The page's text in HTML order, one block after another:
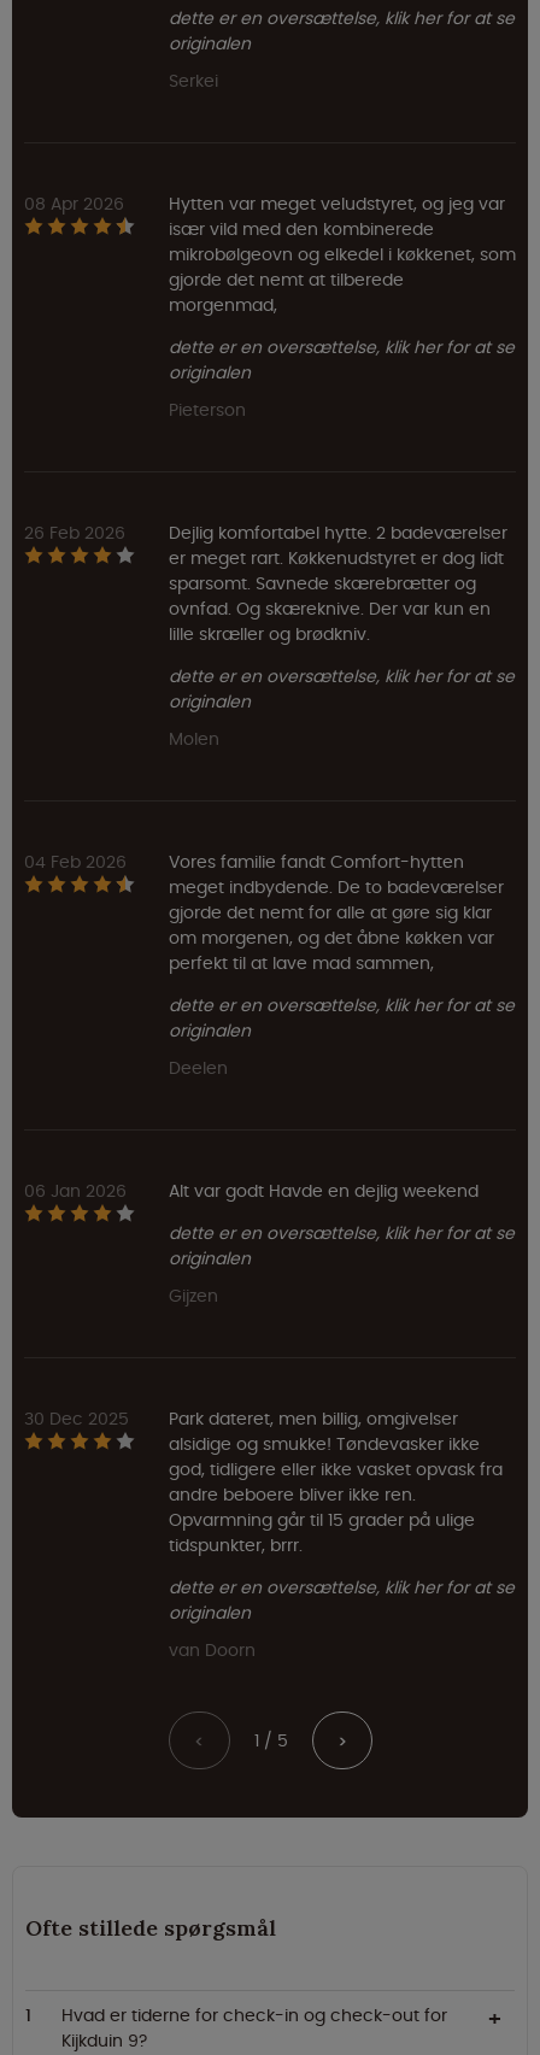
dette er en oversættelse, klik her for at se
originalen
Serkei
08 Apr 2026
Hytten var meget veludstyret, og jeg var
især vild med den kombinerede
mikrobølgeovn og elkedel i køkkenet, som
gjorde det nemt at tilberede
morgenmad,
dette er en oversættelse, klik her for at se
originalen
Pieterson
26 Feb 2026
Dejlig komfortabel hytte. 2 badeværelser
er meget rart. Køkkenudstyret er dog lidt
sparsomt. Savnede skærebrætter og
ovnfad. Og skæreknive. Der var kun en
lille skræller og brødkniv.
dette er en oversættelse, klik her for at se
originalen
Molen
04 Feb 2026
Vores familie fandt Comfort-hytten
meget indbydende. De to badeværelser
gjorde det nemt for alle at gøre sig klar
om morgenen, og det åbne køkken var
perfekt til at lave mad sammen,
dette er en oversættelse, klik her for at se
originalen
Deelen
06 Jan 2026
Alt var godt Havde en dejlig weekend
dette er en oversættelse, klik her for at se
originalen
Gijzen
30 Dec 2025
Park dateret, men billig, omgivelser
alsidige og smukke! Tøndevasker ikke
god, tidligere eller ikke vasket opvask fra
andre beboere bliver ikke ren.
Opvarmning går til 15 grader på ulige
tidspunkter, brrr.
dette er en oversættelse, klik her for at se
originalen
van Doorn
< 1 / 5 >
Ofte stillede spørgsmål
Hvad er tiderne for check-in og check-out for
Kijkduin 9?